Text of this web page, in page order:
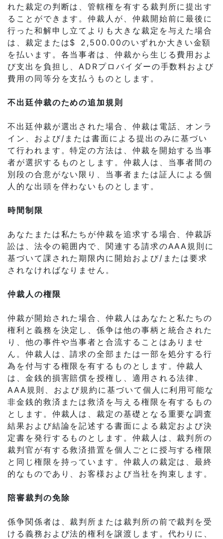
れた裁定の判断は、管轄権を有する裁判所に提出す
ることができます。仲裁人が、仲裁開始前に最後に
行った和解申し立てよりも大きな裁定を与えた場合
は、裁定または$ 2,500.00のいずれか大きい金額
を払います。各当事者は、仲裁から生じる費用およ
び支出を負担し、ADRプロバイダーの手数料および
費用の同等分を支払うものとします。
不出廷仲裁のための追加規則
不出廷仲裁が選出された場合、仲裁は電話、オンラ
イン、および/または書面による提出のみに基づい
て行われます。特定の方法は、仲裁を開始する当事
者が選択するものとします。仲裁人は、当事者間の
別段の合意がない限り、当事者または証人による個
人的な出頭を伴わないものとします。
時間制限
あなたまたは私たちが仲裁を追求する場合、仲裁訴
訟は、法令の範囲内で、関連する請求のAAA規則に
基づいて課された期限内に開始および/または要求
されなければなりません。
仲裁人の権限
仲裁が開始された場合、仲裁人はあなたと私たちの
権利と義務を決定し、係争は他の事柄と統合された
り、他の事件や当事者と合流することはありませ
ん。仲裁人は、請求の全部または一部を処分する行
為を付与する権限を有するものとします。仲裁人
は、金銭的損害賠償を授権し、適用される法律、
AAA規則、および規約に基づいて個人に利用可能な
非金銭的救済または救済を与える権限を有するもの
とします。仲裁人は、裁定の基礎となる重要な調査
結果および結論を記述する書面による裁定および決
定書を発行するものとします。仲裁人は、裁判所の
裁判官が有する救済措置を個人ごとに授与する権限
と同じ権限を持っています。仲裁人の裁定は、最終
的なものであり、お客様および当社を拘束します。
陪審裁判の免除
係争関係者は、裁判所または裁判所の前で裁判を受
ける義務および法的権利を譲渡します。代わりに、